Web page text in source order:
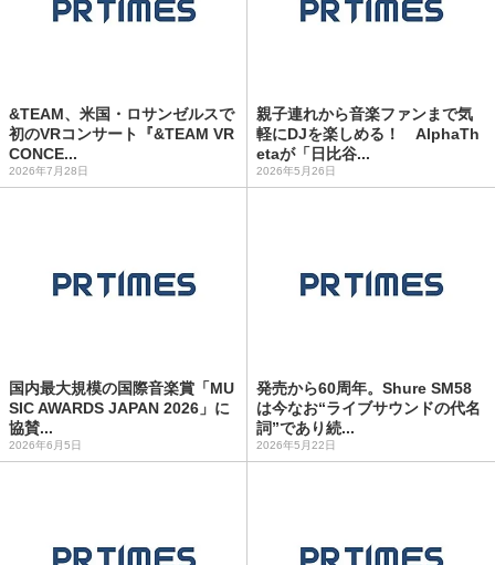
&TEAM、米国・ロサンゼルスで
初のVRコンサート『&TEAM VR
CONCE...
2026年7月28日
親子連れから音楽ファンまで気
軽にDJを楽しめる！ AlphaTh
etaが「日比谷...
2026年5月26日
国内最大規模の国際音楽賞「MU
SIC AWARDS JAPAN 2026」に
協賛...
2026年6月5日
発売から60周年。Shure SM58
は今なお“ライブサウンドの代名
詞”であり続...
2026年5月22日